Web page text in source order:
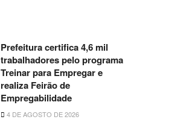
Prefeitura certifica 4,6 mil
trabalhadores pelo programa
Treinar para Empregar e
realiza Feirão de
Empregabilidade
4 DE AGOSTO DE 2026